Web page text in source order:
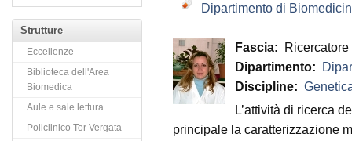
Strutture
Eccellenze
Biblioteca dell'Area
Biomedica
Aule e sale lettura
Policlinico Tor Vergata
Dipartimento di
Fascia:
Ricercatore
Dipartimento:
Discipline:
L’attività di ricerca
principale la caratterizzazione